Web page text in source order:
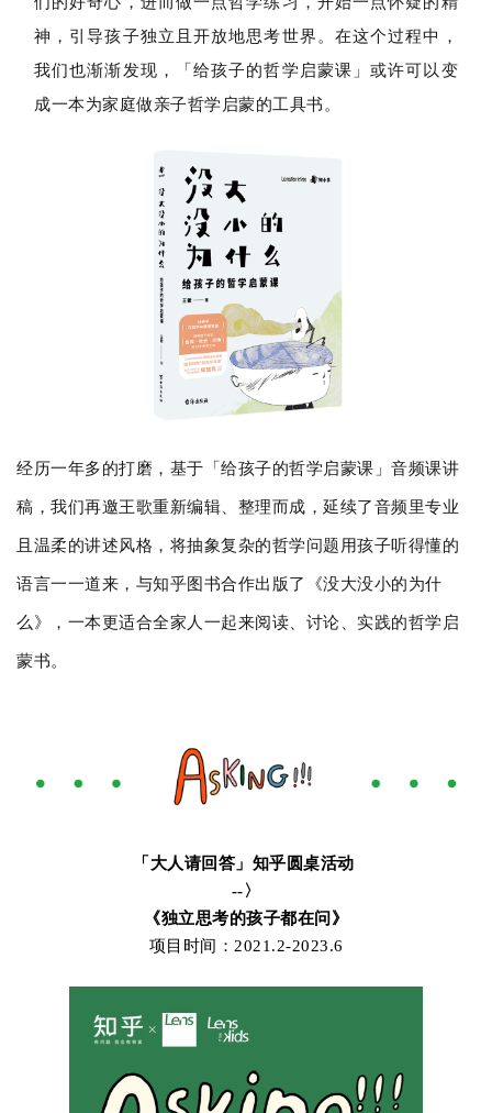
神，引导孩子独立且开放地思考世界。在这个过程中，
我们也渐渐发现，「给孩子的哲学启蒙课」或许可以变
成一本为家庭做亲子哲学启蒙的工具书。
经历一年多的打磨，基于「给孩子的哲学启蒙课」音频课讲
稿，我们再邀王歌重新编辑、整理而成，延续了音频里专业
且温柔的讲述风格，将抽象复杂的哲学问题用孩子听得懂的
语言一一道来，与知乎图书合作出版了《没大没小的为什
么》，一本更适合全家人一起来阅读、讨论、实践的哲学启
蒙书。
「大人请回答」知乎圆桌活动
--〉
《独立思考的孩子都在问》
项目时间：2021.2-2023.6